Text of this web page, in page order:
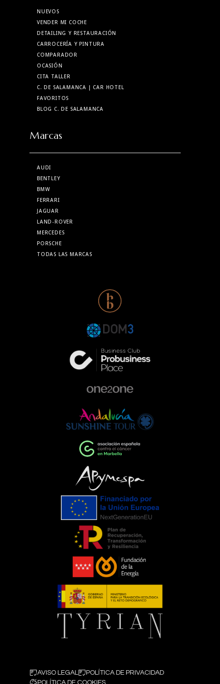
NUEVOS
VENDER MI COCHE
DETAILING Y RESTAURACIÓN
CARROCERÍA Y PINTURA
COMPARADOR
OCASIÓN
CITA TALLER
C. DE SALAMANCA | CAR HOTEL
FAVORITOS
BLOG C. DE SALAMANCA
Marcas
AUDI
BENTLEY
BMW
FERRARI
JAGUAR
LAND-ROVER
MERCEDES
PORSCHE
TODAS LAS MARCAS
AVISO LEGAL
POLÍTICA DE PRIVACIDAD
POLÍTICA DE COOKIES